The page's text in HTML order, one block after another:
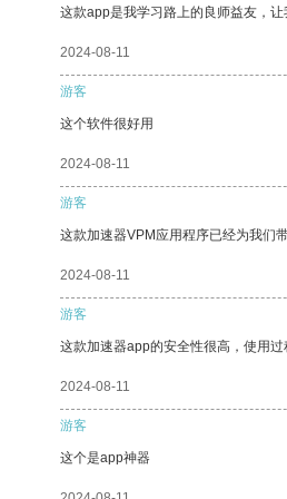
这款app是我学习路上的良师益友，让
2024-08-11
游客
这个软件很好用
2024-08-11
游客
这款加速器VPM应用程序已经为我们
2024-08-11
游客
这款加速器app的安全性很高，使用过
2024-08-11
游客
这个是app神器